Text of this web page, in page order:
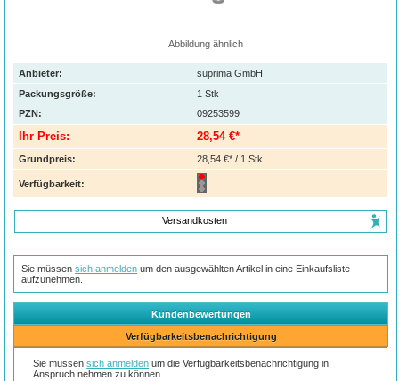
Abbildung ähnlich
Anbieter:
suprima GmbH
Packungsgröße:
1 Stk
PZN : 09253599
Ihr Preis: 28,54 €*
Grundpreis: 28,54 €* / 1 Stk
Verfügbarkeit:
Versandkosten
Sie müssensich anmelden um den ausgewählten Artikel in eine Einkaufsliste
aufzunehmen.
Kundenbewertungen
Verfügbarkeitsbenachrichtigung
Sie müssensich anmelden um die Verfügbarkeitsbenachrichtigung in
Anspruch nehmen zu können.